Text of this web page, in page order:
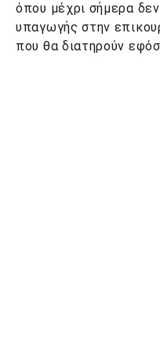
όπου μέχρι σήμερα
υπαγωγής στην
που θα διατηρούν